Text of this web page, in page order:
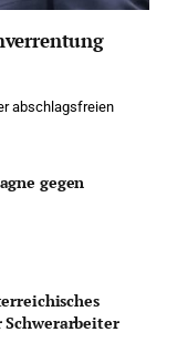
abschlagsfreien
gegen